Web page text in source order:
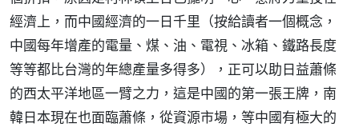
經濟上，而中國經濟的一日千里（按給讀者一個概念，
中國每年增產的電量、煤、油、電視、冰箱、鐵路長度
等等都比台灣的年總產量多得多），正可以助日益蕭條
的西太平洋地區一臂之力，這是中國的第一張王牌，南
韓日本現在也面臨蕭條，從資源市場，等中國有極大的